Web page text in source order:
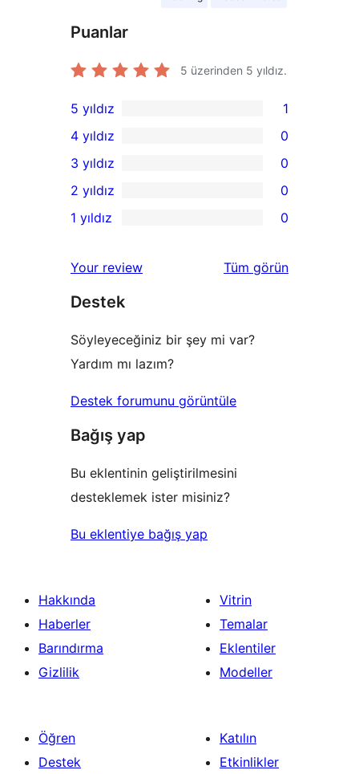
Puanlar
5 üzerinden 5 yıldız.
1
5
yıldızlı
inceleme
5 yıldız 1
4
yıldızlı
inceleme
4 yıldız 0
0
3
yıldızlı
3 yıldız 0
2
inceleme
2 yıldız 0
yıldızlı
inceleme
1 yıldız 0
Your review Tüm değerlendirmeleri
görün
Destek
Söyleyeceğiniz bir şey mi var?
Yardım mı lazım?
Destek forumunu görüntüle
Bağış yap
Bu eklentinin geliştirilmesini
desteklemek ister misiniz?
Bu eklentiye bağış yap
Hakkında
Haberler
Barındırma
Gizlilik
Vitrin
Temalar
Eklentiler
Modeller
Öğren
Destek
Katılın
Etkinlikler